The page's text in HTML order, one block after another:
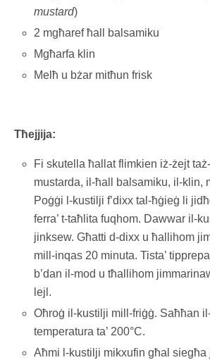
mustard)
2 mgħaref ħall balsamiku
Mgħarfa klin
Melħ u bżar mitħun frisk
Tħejjija:
Fi skutella ħallat flimkien iż-żejt
mustarda, il-ħall balsamiku, il-klin,
Poġġi l-kustilji f’dixx tal-ħġieġ li
ferra’ t-taħlita fuqhom. Dawwar il-
jinksew. Għatti d-dixx u ħallihom
mill-inqas 20 minuta. Tista’
b’dan il-mod u tħallihom
lejl.
Oħroġ il-kustilji mill-friġġ. Saħħan
temperatura ta’ 200°C.
Aħmi l-kustilji mikxufin għal siegħa